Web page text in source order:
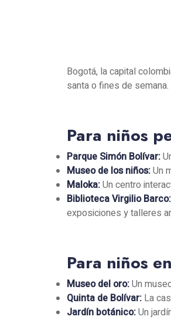
Bogotá, la capital
santa o fines de
Para niños
Parque Simón Bolívar:
Museo de los niños:Un
Maloka:Un centro
Biblioteca Virgilio Barco:
exposiciones y talleres
Para niños
Museo del oro:Un
Quinta de Bolívar: La
Jardín botánico:Un